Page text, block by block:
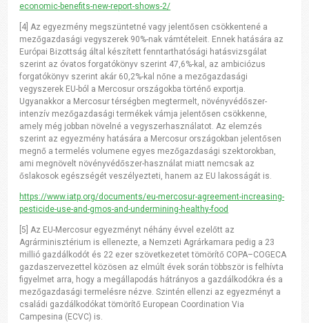
economic-benefits-new-report-shows-2/
[4] Az egyezmény megszüntetné vagy jelentősen csökkentené a
mezőgazdasági vegyszerek 90%-nak vámtételeit. Ennek hatására az
Európai Bizottság által készített fenntarthatósági hatásvizsgálat
szerint az óvatos forgatókönyv szerint 47,6%-kal, az ambiciózus
forgatókönyv szerint akár 60,2%-kal nőne a mezőgazdasági
vegyszerek EU-ból a Mercosur országokba történő exportja.
Ugyanakkor a Mercosur térségben megtermelt, növényvédőszer-
intenzív mezőgazdasági termékek vámja jelentősen csökkenne,
amely még jobban növelné a vegyszerhasználatot. Az elemzés
szerint az egyezmény hatására a Mercosur országokban jelentősen
megnő a termelés volumene egyes mezőgazdasági szektorokban,
ami megnövelt növényvédőszer-használat miatt nemcsak az
őslakosok egészségét veszélyezteti, hanem az EU lakosságát is.
https://www.iatp.org/documents/eu-mercosur-agreement-increasing-
pesticide-use-and-gmos-and-undermining-healthy-food
[5] Az EU-Mercosur egyezményt néhány évvel ezelőtt az
Agrárminisztérium is ellenezte, a Nemzeti Agrárkamara pedig a 23
millió gazdálkodót és 22 ezer szövetkezetet tömörítő COPA–COGECA
gazdaszervezettel közösen az elmúlt évek során többször is felhívta
figyelmet arra, hogy a megállapodás hátrányos a gazdálkodókra és a
mezőgazdasági termelésre nézve. Szintén ellenzi az egyezményt a
családi gazdálkodókat tömörítő European Coordination Via
Campesina (ECVC) is.